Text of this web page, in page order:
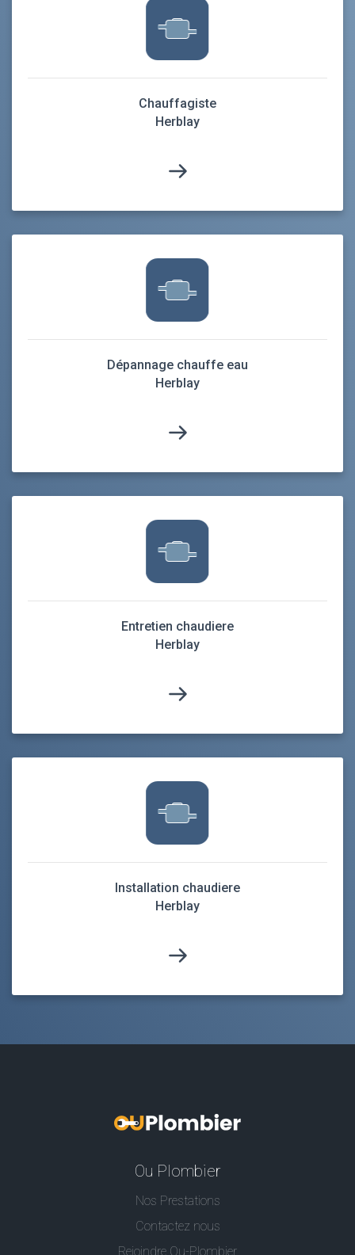
Chauffagiste
Herblay
Dépannage chauffe eau
Herblay
Entretien chaudiere
Herblay
Installation chaudiere
Herblay
Ou Plombier
Nos Prestations
Contactez nous
Rejoindre Ou-Plombier